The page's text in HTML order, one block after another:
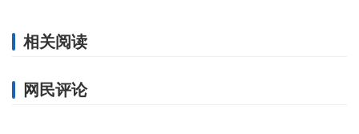
相关阅读
网民评论